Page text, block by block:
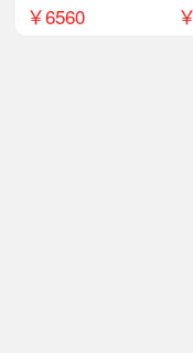
业乔迁商务往来纪念
品
￥6560
品
￥